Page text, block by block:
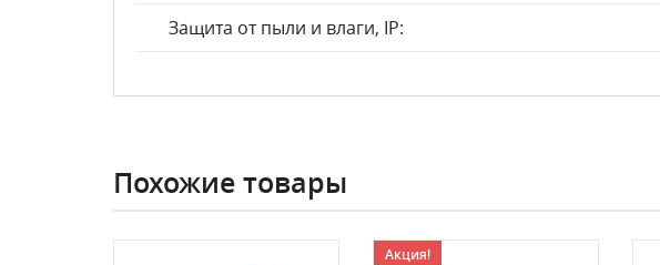
Защита от пыли и влаги, IP:
Похожие товары
Акция!